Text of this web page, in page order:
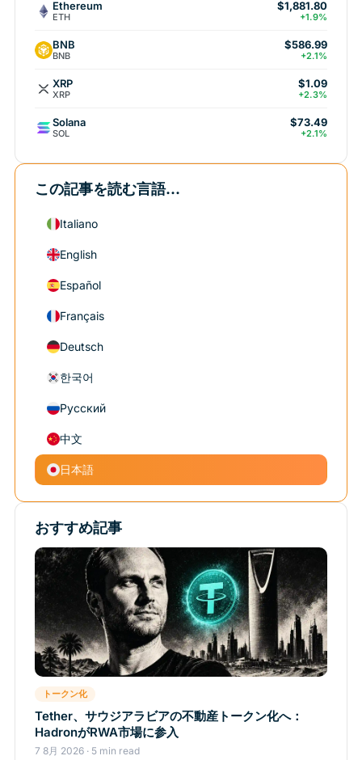
Ethereum
ETH
$1,881.80
+1.9%
BNB
BNB
$586.99
+2.1%
XRP
XRP
$1.09
+2.3%
Solana
SOL
$73.49
+2.1%
この記事を読む言語...
Italiano
English
Español
Français
Deutsch
한국어
Русский
中文
日本語
おすすめ記事
トークン化
Tether、サウジアラビアの不動産トークン化へ：
HadronがRWA市場に参入
7 8月 2026 · 5 min read